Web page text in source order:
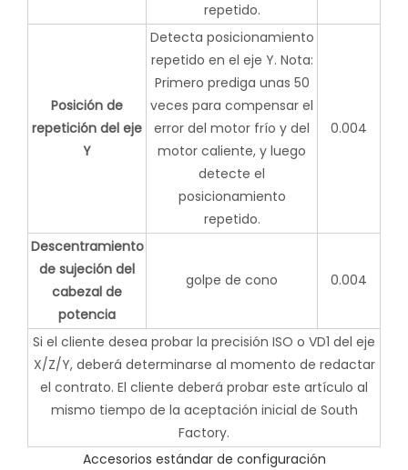
repetido.
Posición de
repetición del eje
Y
Detecta posicionamiento
repetido en el eje Y. Nota:
Primero prediga unas 50
veces para compensar el
error del motor frío y del
motor caliente, y luego
detecte el
posicionamiento
repetido.
0.004
Descentramiento
de sujeción del
cabezal de
potencia
golpe de cono 0.004
Si el cliente desea probar la precisión ISO o VD1 del eje
X/Z/Y, deberá determinarse al momento de redactar
el contrato. El cliente deberá probar este artículo al
mismo tiempo de la aceptación inicial de South
Factory.
Accesorios estándar de configuración